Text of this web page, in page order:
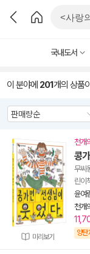
국내도서
이 분야에 201개의 상품
미리보기
천개
콩
무씨
린이
윤여
천개
양탄